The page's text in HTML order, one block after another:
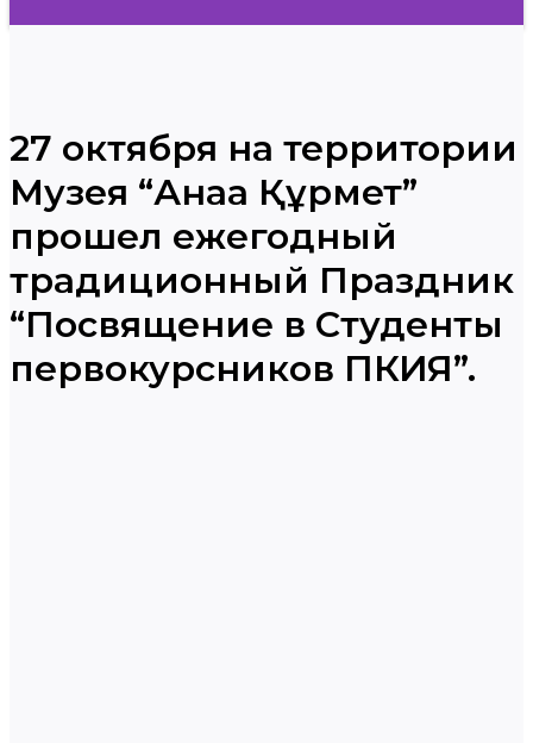
27 октября на территории
Музея “Анаға Құрмет”
прошел ежегодный
традиционный Праздник
“Посвящение в Студенты
первокурсников ПКИЯ”.